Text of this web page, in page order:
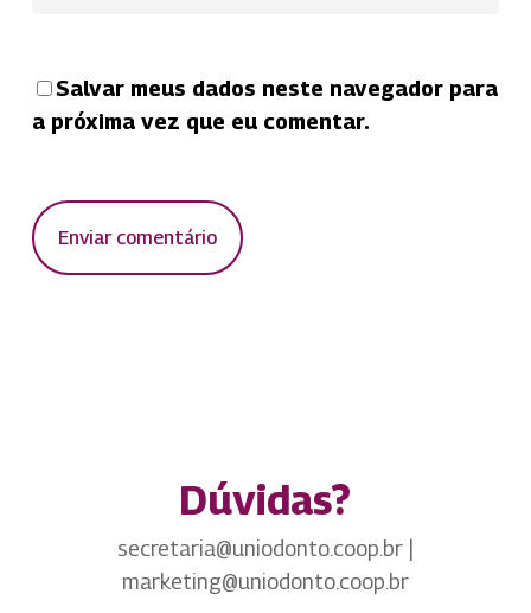
Salvar meus dados neste navegador para
a próxima vez que eu comentar.
Dúvidas?
secretaria@uniodonto.coop.br |
marketing@uniodonto.coop.br